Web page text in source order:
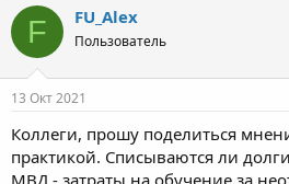
т
о
р
е
м
ы
т
н
л
а
F FU_Alex
Пользователь
13 Окт 2021
Коллеги, прошу поделиться
практикой. Списываются ли
МВД - затраты на обучение за